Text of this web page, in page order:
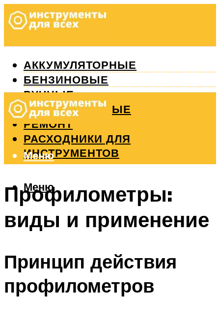
АККУМУЛЯТОРНЫЕ
БЕНЗИНОВЫЕ
РУЧНЫЕ
ИЗМЕРИТЕЛЬНЫЕ
РЕМОНТ
РАСХОДНИКИ ДЛЯ
ИНСТРУМЕНТОВ
Меню
Меню
Профилометры:
виды и применение
Принцип действия
профилометров